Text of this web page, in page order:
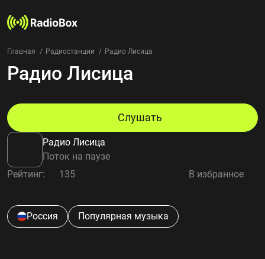
Радиостанции
Жанры
Страны
Избранное
О нас
Добавить радиостанцию
Конфиденциальность
Главная Радиостанции Радио Лисица
Радио Лисица
Радио Лисица
Поток на паузе
Слушать
Рейтинг: 135 В избранное
Россия Популярная музыка